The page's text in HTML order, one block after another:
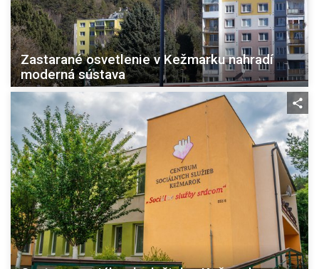
Zastarané osvetlenie v Kežmarku nahradí
moderná sústava